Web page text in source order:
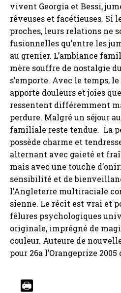
vivent Georgia et Bessi,
rêveuses et facétieuses. Si
proches, leurs relations ne
fusionnelles qu’entre les
au grenier. L’ambiance
mère souffre de nostalgie
s’emporte. Avec le temps,
apporte douleurs et joies
ressentent différemment
perdure. Malgré un séjour
familiale reste tendue. La
possède charme et
alternant avec gaieté et
mais avec une touche
sensibilité et de
l’Angleterre multiraciale
sienne. Le récit est vrai et
fêlures psychologiques
originale, imprégné de
couleur. Auteure de
pour 26a l’Orangeprize